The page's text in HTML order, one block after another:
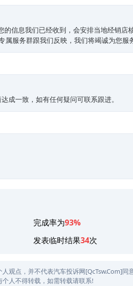
的信息我们已经收到，会安排当地经销
属服务群跟我们反映，我们将竭诚为您服
成一致，如有任何疑问可联系跟进。
完成率为93%
发表临时结果34次
观点，并不代表汽车投诉网[QcTsw.Com]
人不得转载，如需转载请联系!